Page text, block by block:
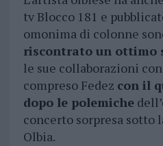
tv Blocco 181 e
omonima di colonne
riscontrato un ottimo
le sue collaborazioni
compreso Fedez con il
dopo le polemiche
concerto sorpresa sotto
Olbia.